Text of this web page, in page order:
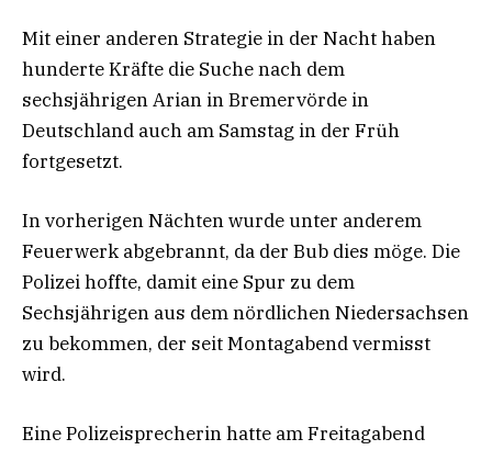
Mit einer anderen Strategie in der Nacht haben
hunderte Kräfte die Suche nach dem
sechsjährigen Arian in Bremervörde in
Deutschland auch am Samstag in der Früh
fortgesetzt.
In vorherigen Nächten wurde unter anderem
Feuerwerk abgebrannt, da der Bub dies möge. Die
Polizei hoffte, damit eine Spur zu dem
Sechsjährigen aus dem nördlichen Niedersachsen
zu bekommen, der seit Montagabend vermisst
wird.
Eine Polizeisprecherin hatte am Freitagabend